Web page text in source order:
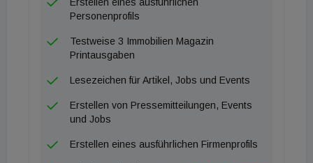
Immobilienkauf zu schaffen."
Personenprofils
Testweise 3 Immobilien Magazin
Printausgaben
Lesezeichen für Artikel, Jobs und Events
Erstellen von Pressemitteilungen, Events
und Jobs
Erstellen eines ausführlichen Firmenprofils